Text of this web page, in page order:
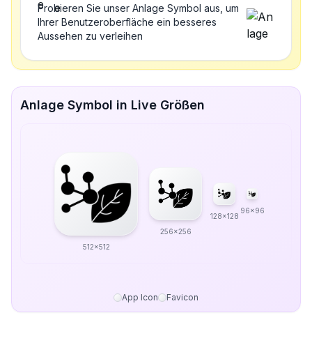
Probieren Sie unser Anlage Symbol aus, um
Ihrer Benutzeroberfläche ein besseres
Aussehen zu verleihen
Anlage Symbol in Live Größen
512x512
256x256
128x128
96x96
App Icon Favicon